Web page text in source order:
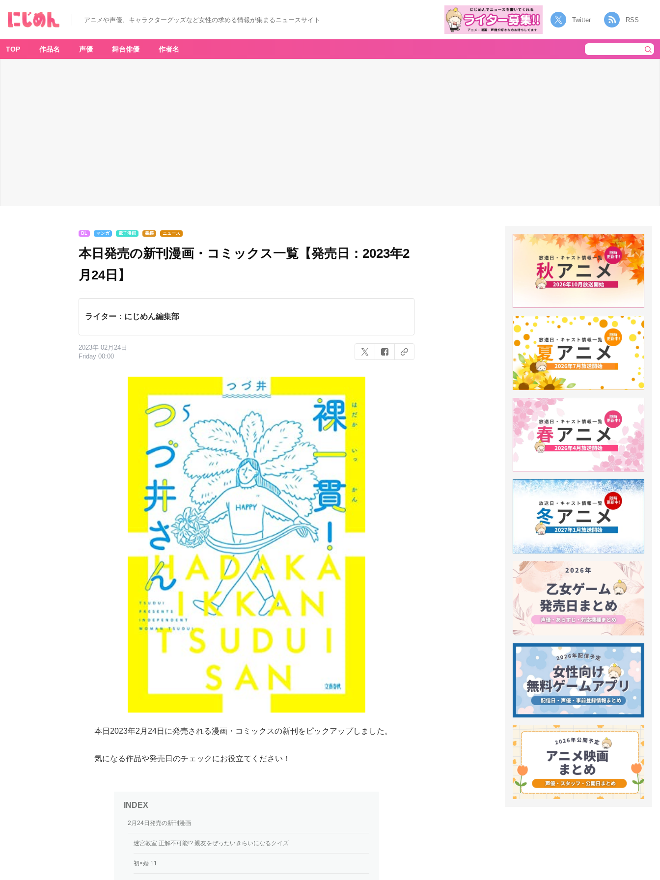
アニメや声優、キャラクターグッズなど女性の求める情報が集まるニュースサイト Twitter RSS
TOP 作品名 声優 舞台俳優 作者名
BL マンガ 電子漫画 書籍 ニュース
本日発売の新刊漫画・コミックス一覧【発売日：2023年2
月24日】
ライター：にじめん編集部
2023年 02月24日
Friday 00:00
本日2023年2月24日に発売される漫画・コミックスの新刊をピックアップしました。
気になる作品や発売日のチェックにお役立てください！
2月24日発売の新刊漫画
迷宮教室 正解不可能!? 親友をぜったいきらいになるクイズ
初×婚 11